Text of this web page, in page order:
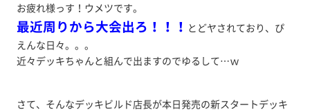
お疲れ様っす！ウメツです。
最近周りから大会出ろ！！！ とどヤされており、ぴ
えんな日々。。。
近々デッキちゃんと組んで出ますのでゆるして…ｗ
さて、そんなデッキビルド店長が本日発売の新スタートデッキ